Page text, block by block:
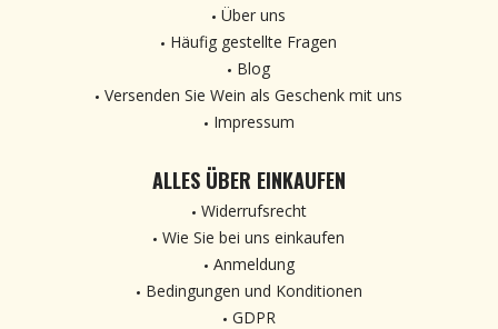
Über uns
Häufig gestellte Fragen
Blog
Versenden Sie Wein als Geschenk mit uns
Impressum
ALLES ÜBER EINKAUFEN
Widerrufsrecht
Wie Sie bei uns einkaufen
Anmeldung
Bedingungen und Konditionen
GDPR